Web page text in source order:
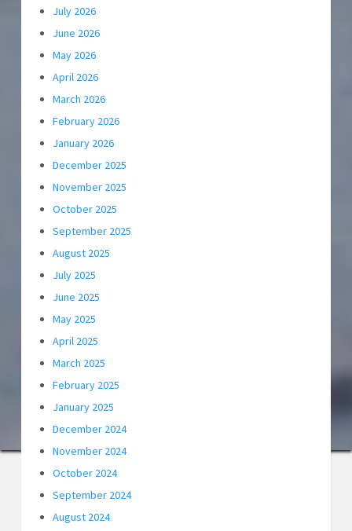
July 2026
June 2026
May 2026
April 2026
March 2026
February 2026
January 2026
December 2025
November 2025
October 2025
September 2025
August 2025
July 2025
June 2025
May 2025
April 2025
March 2025
February 2025
January 2025
December 2024
November 2024
October 2024
September 2024
August 2024